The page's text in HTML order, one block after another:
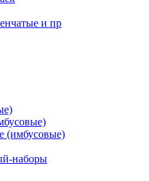
и пр
(имбусовые)
наборы